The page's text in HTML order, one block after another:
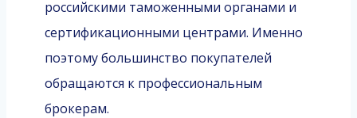
российскими таможенными органами и
сертификационными центрами. Именно
поэтому большинство покупателей
обращаются к профессиональным
брокерам.